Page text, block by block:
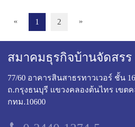
« 1 2 »
สมาคมธุรกิจบ้านจัดสรร
77/60 อาคารสินสาธรทาวเวอร์ ชั้น
ถ.กรุงธนบุรี แขวงคลองต้นไทร เขต
กทม.10600